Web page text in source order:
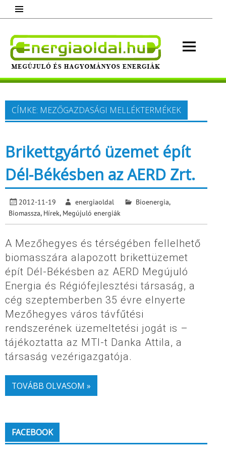
content
Megújuló és hagyományos energiák.
Minden, ami energia!
CÍMKE: MEZŐGAZDASÁGI MELLÉKTERMÉKEK
Brikettgyártó üzemet épít
Dél-Békésben az AERD Zrt.
2012-11-19 energiaoldal Bioenergia,
Biomassza, Hírek, Megújuló energiák
A Mezőhegyes és térségében fellelhető
biomasszára alapozott brikettüzemet
épít Dél-Békésben az AERD Megújuló
Energia és Régiófejlesztési társaság, a
cég szeptemberben 35 évre elnyerte
Mezőhegyes város távfűtési
rendszerének üzemeltetési jogát is –
tájékoztatta az MTI-t Danka Attila, a
társaság vezérigazgatója.
TOVÁBB OLVASOM »
FACEBOOK